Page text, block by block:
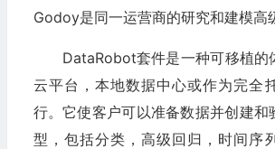
Godoy是同一运营商的研究和建模高
DataRobot套件是一种可移植的
云平台，本地数据中心或作为完全
行。它使客户可以准备数据并创建和
型，包括分类，高级回归，时间序